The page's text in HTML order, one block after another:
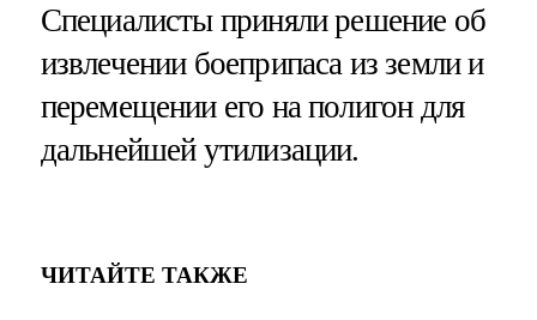
Специалисты приняли решение об
извлечении боеприпаса из земли и
перемещении его на полигон для
дальнейшей утилизации.
ЧИТАЙТЕ ТАКЖЕ